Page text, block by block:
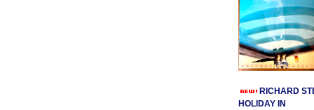
RICHARD
HOLIDAY IN